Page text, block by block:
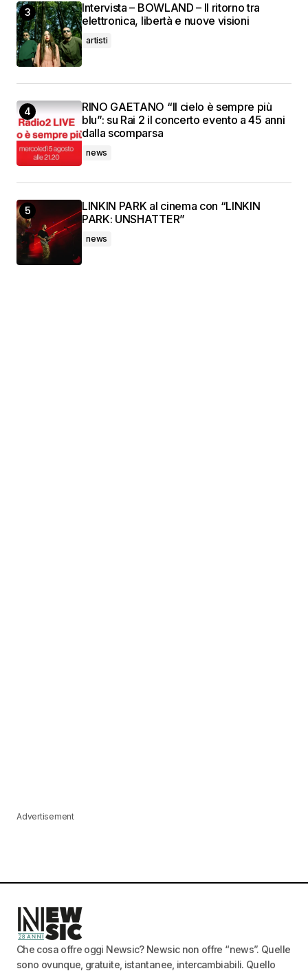
Intervista – BOWLAND – Il ritorno tra
elettronica, libertà e nuove visioni
artisti
RINO GAETANO “Il cielo è sempre più
blu”: su Rai 2 il concerto evento a 45 anni
dalla scomparsa
news
LINKIN PARK al cinema con “LINKIN
PARK: UNSHATTER”
news
Advertisement
Che cosa offre oggi Newsic? Newsic non offre “news”. Quelle
sono ovunque, gratuite, istantanee, intercambiabili. Quello